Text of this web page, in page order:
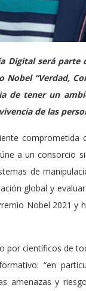
Digital será
“Verdad,
de tener un
de las
a un consorcio
de
global y
Nobel 2021 y
por científicos de
“en
amenazas y